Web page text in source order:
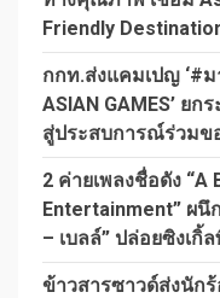
Friendly
กกท.ส่งแคมเปญ ‘#
ASIAN GAMES’ ย
สู่ประสบการณ์ร่วมข
2 ค่ายเพลงชื่อดัง “A
Entertainment” ผนึ
– เบลล์” ปล่อยซิงเกิ้
ข้าวสารซาวด์ส่งนัก